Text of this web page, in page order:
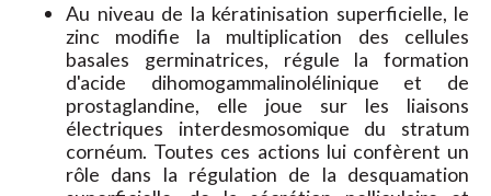
Au niveau de la kératinisation superficielle, le
zinc modifie la multiplication des cellules
basales germinatrices, régule la formation
d'acide dihomogammalinolélinique et de
prostaglandine, elle joue sur les liaisons
électriques interdesmosomique du stratum
cornéum. Toutes ces actions lui confèrent un
rôle dans la régulation de la desquamation